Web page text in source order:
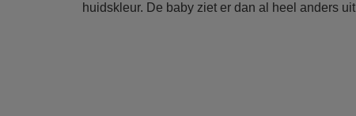
huidskleur. De baby ziet er dan al heel anders